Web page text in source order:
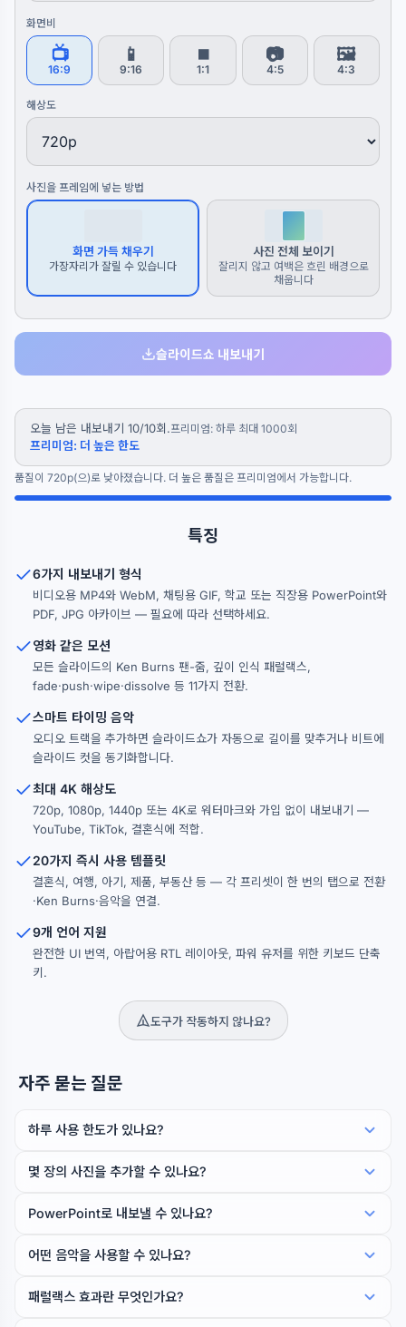
화면비
📺
16:9
📱
9:16
⏹️
1:1
📷
4:5
🖼️
4:3
해상도
사진을 프레임에 넣는 방법
화면 가득 채우기
가장자리가 잘릴 수 있습니다
사진 전체 보이기
잘리지 않고 여백은 흐린 배경으로
채웁니다
슬라이드쇼 내보내기
오늘 남은 내보내기 10/10회.프리미엄: 하루 최대 1000회
프리미엄: 더 높은 한도
품질이 720p(으)로 낮아졌습니다. 더 높은 품질은 프리미엄에서 가능합니다.
특징
6가지 내보내기 형식
비디오용 MP4와 WebM, 채팅용 GIF, 학교 또는 직장용 PowerPoint와
PDF, JPG 아카이브 — 필요에 따라 선택하세요.
영화 같은 모션
모든 슬라이드의 Ken Burns 팬-줌, 깊이 인식 패럴랙스,
fade·push·wipe·dissolve 등 11가지 전환.
스마트 타이밍 음악
오디오 트랙을 추가하면 슬라이드쇼가 자동으로 길이를 맞추거나 비트에
슬라이드 컷을 동기화합니다.
최대 4K 해상도
720p, 1080p, 1440p 또는 4K로 워터마크와 가입 없이 내보내기 —
YouTube, TikTok, 결혼식에 적합.
20가지 즉시 사용 템플릿
결혼식, 여행, 아기, 제품, 부동산 등 — 각 프리셋이 한 번의 탭으로 전환
·Ken Burns·음악을 연결.
9개 언어 지원
완전한 UI 번역, 아랍어용 RTL 레이아웃, 파워 유저를 위한 키보드 단축
키.
도구가 작동하지 않나요?
자주 묻는 질문
하루 사용 한도가 있나요?
몇 장의 사진을 추가할 수 있나요?
PowerPoint로 내보낼 수 있나요?
어떤 음악을 사용할 수 있나요?
패럴랙스 효과란 무엇인가요?